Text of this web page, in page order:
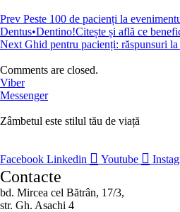
Prev Peste 100 de pacienți la
Dentus•Dentino!Citește și află ce
Next Ghid pentru pacienți: răspunsuri
Comments are closed.
Viber
Messenger
Zâmbetul este stilul tău de viață
Facebook Linkedin Youtube
Contacte
bd. Mircea cel Bătrân, 17/3,
str. Gh. Asachi 4